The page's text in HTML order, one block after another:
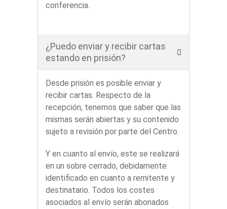
conferencia.
¿Puedo enviar y recibir cartas
estando en prisión?
Desde prisión es posible enviar y
recibir cartas. Respecto de la
recepción, tenemos que saber que las
mismas serán abiertas y su contenido
sujeto a revisión por parte del Centro.
Y en cuanto al envío, este se realizará
en un sobre cerrado, debidamente
identificado en cuanto a remitente y
destinatario. Todos los costes
asociados al envío serán abonados